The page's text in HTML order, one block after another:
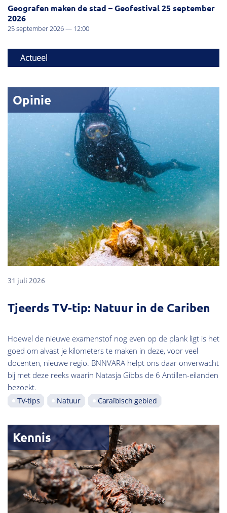
Geografen maken de stad – Geofestival 25 september
2026
25 september 2026 — 12:00
Actueel
Opinie
31 juli 2026
Tjeerds TV-tip: Natuur in de Cariben
Hoewel de nieuwe examenstof nog even op de plank ligt is het
goed om alvast je kilometers te maken in deze, voor veel
docenten, nieuwe regio. BNNVARA helpt ons daar onverwacht
bij met deze reeks waarin Natasja Gibbs de 6 Antillen-eilanden
bezoekt.
TV-tips Natuur Caraïbisch gebied
Kennis